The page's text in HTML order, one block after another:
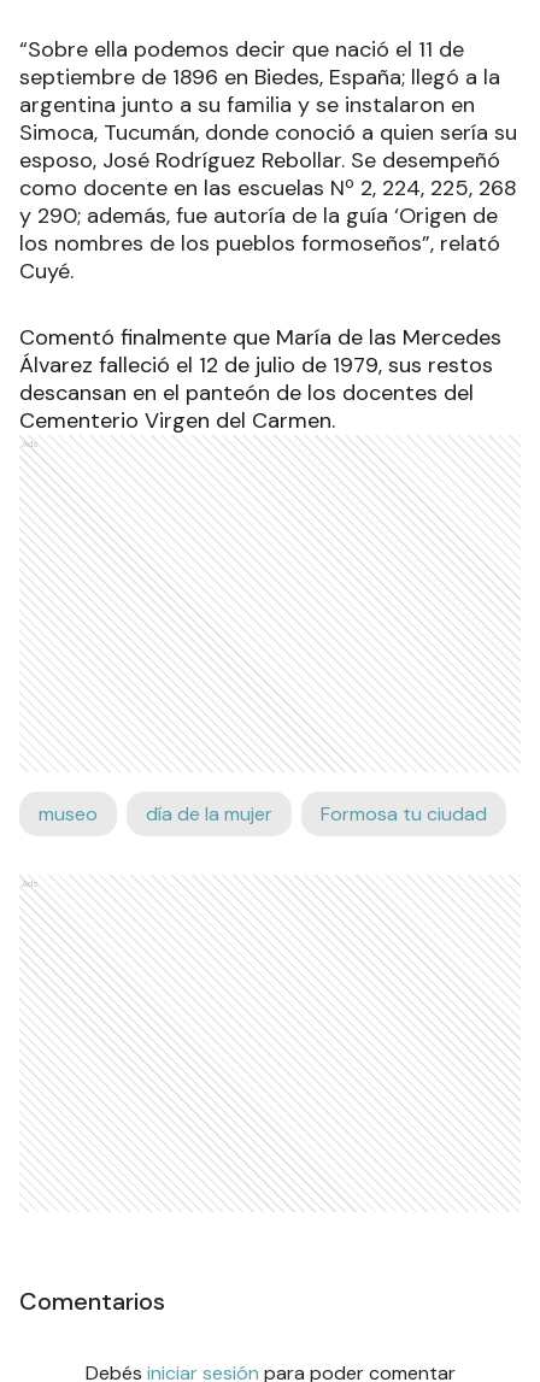
“Sobre ella podemos decir que nació el 11 de
septiembre de 1896 en Biedes, España; llegó a la
argentina junto a su familia y se instalaron en
Simoca, Tucumán, donde conoció a quien sería su
esposo, José Rodríguez Rebollar. Se desempeñó
como docente en las escuelas Nº 2, 224, 225, 268
y 290; además, fue autoría de la guía ‘Origen de
los nombres de los pueblos formoseños”, relató
Cuyé.
Comentó finalmente que María de las Mercedes
Álvarez falleció el 12 de julio de 1979, sus restos
descansan en el panteón de los docentes del
Cementerio Virgen del Carmen.
Ads
museo día de la mujer Formosa tu ciudad
Ads
Comentarios
Debés iniciar sesión para poder comentar